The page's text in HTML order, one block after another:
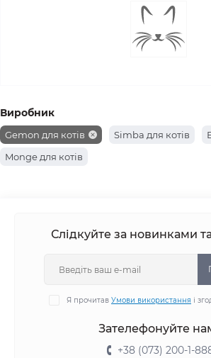
Виробник
Gemon для котів Simba для котів
Monge для котів
Слідкуйте за новинками
Я прочитав Умови використання і
Зателефонуйте
+38 (073) 200-1-